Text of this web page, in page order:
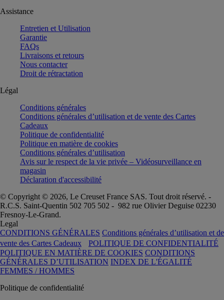
Assistance
Entretien et Utilisation
Garantie
FAQs
Livraisons et retours
Nous contacter
Droit de rétractation
Légal
Conditions générales
Conditions générales d’utilisation et de vente des Cartes
Cadeaux
Politique de confidentialité
Politique en matière de cookies
Conditions générales d’utilisation
Avis sur le respect de la vie privée – Vidéosurveillance en
magasin
Déclaration d'accessibilité
© Copyright © 2026, Le Creuset France SAS. Tout droit réservé. -
R.C.S. Saint-Quentin 502 705 502 - 982 rue Olivier Deguise 02230
Fresnoy-Le-Grand.
Legal
CONDITIONS GÉNÉRALES Conditions générales d’utilisation et de
vente des Cartes Cadeaux
POLITIQUE DE CONFIDENTIALITÉ
POLITIQUE EN MATIÈRE DE COOKIES CONDITIONS
GÉNÉRALES D’UTILISATION INDEX DE L'ÉGALITÉ
FEMMES / HOMMES
Politique de confidentialité